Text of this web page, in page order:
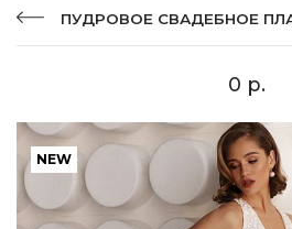
ПУДРОВОЕ СВАДЕБНОЕ
0 р.
NEW